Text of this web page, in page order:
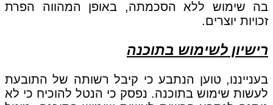
בה שימוש ללא הסכמתה, באופן המהווה הפרת
זכויות יוצרים.
רישיון לשימוש בתוכנה
בענייננו, טוען הנתבע כי קיבל רשותה של התובעת
לעשות שימוש בתוכנה. נפסק כי הנטל להוכיח כי לא